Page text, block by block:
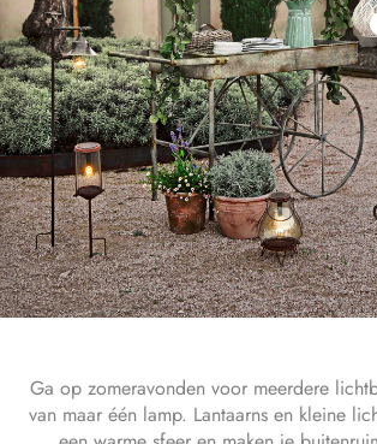
Ga op zomeravonden voor meerdere
van maar één lamp. Lantaarns en kleine